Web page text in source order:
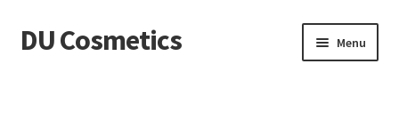
Skip
to
Skip
to
DU Cosmetics Menu